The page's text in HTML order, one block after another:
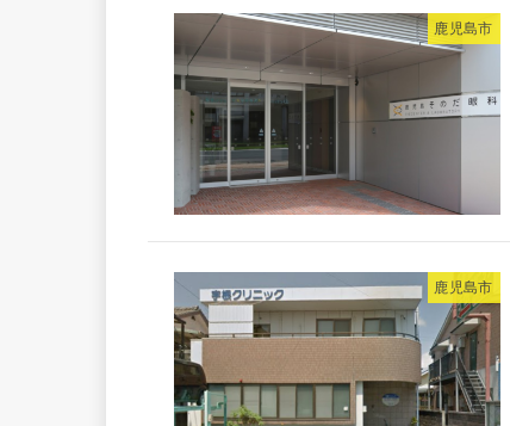
鹿児島市
鹿児島市